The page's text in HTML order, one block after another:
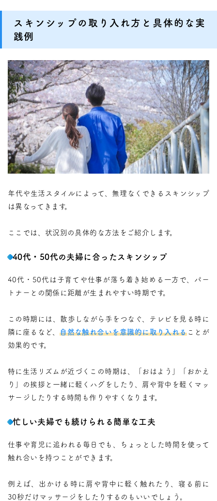
スキンシップの取り入れ方と具体的な実
践例
年代や生活スタイルによって、無理なくできるスキンシップ
は異なってきます。
ここでは、状況別の具体的な方法をご紹介します。
40代・50代の夫婦に合ったスキンシップ
40代・50代は子育てや仕事が落ち着き始める一方で、パー
トナーとの関係に距離が生まれやすい時期です。
この時期には、散歩しながら手をつなぐ、テレビを見る時に
隣に座るなど、自然な触れ合いを意識的に取り入れることが
効果的です。
特に生活リズムが近づくこの時期は、「おはよう」「おかえ
り」の挨拶と一緒に軽くハグをしたり、肩や背中を軽くマッ
サージしたりする時間も作りやすくなります。
忙しい夫婦でも続けられる簡単な工夫
仕事や育児に追われる毎日でも、ちょっとした時間を使って
触れ合いを持つことができます。
例えば、出かける時に肩や背中に軽く触れたり、寝る前に
30秒だけマッサージをしたりするのもいいでしょう。